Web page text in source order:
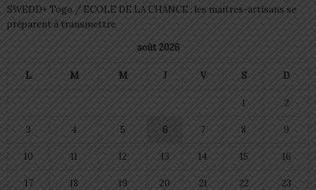
SWEDD+ Togo / ECOLE DE LA CHANCE : les maitres-artisans se
préparent à transmettre
août 2026
L M M J V S D
1 2
3 4 5 6 7 8 9
10 11 12 13 14 15 16
17 18 19 20 21 22 23